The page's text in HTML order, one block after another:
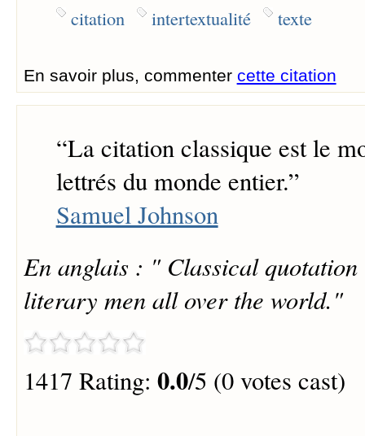
citation intertextualité texte
En savoir plus, commenter cette citation
“La citation classique est le
lettrés du monde entier.”
Samuel Johnson
En anglais : " Classical
literary men all over the world."
1417 Rating: 0.0/5 (0 votes cast)